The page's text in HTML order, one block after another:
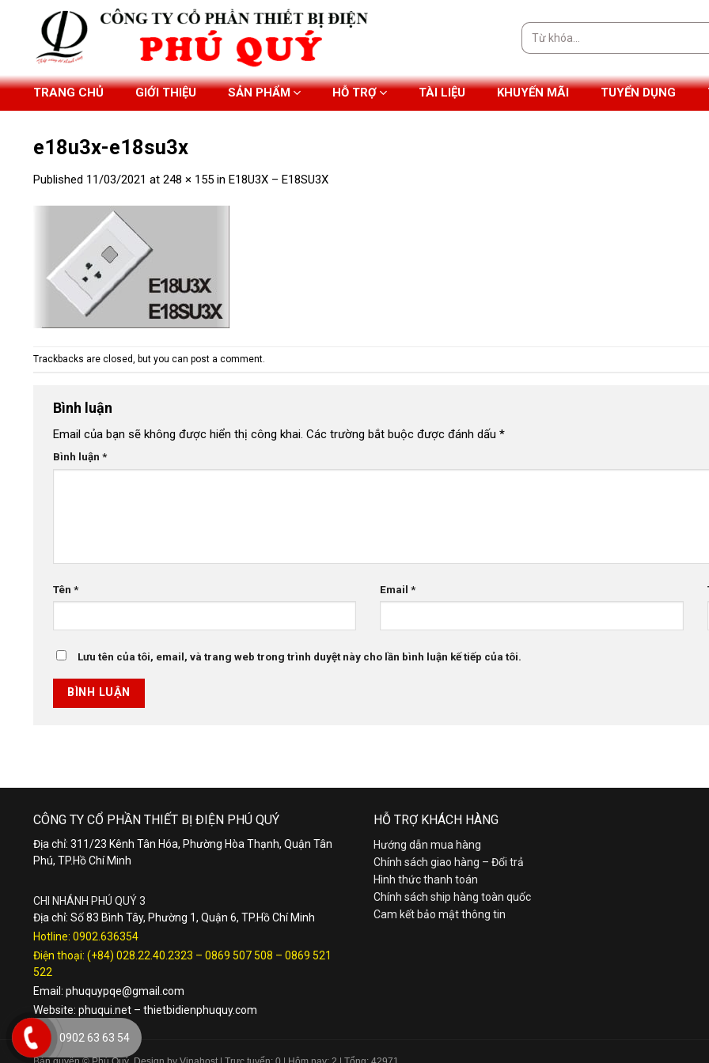
Tìm
kiếm:
TRANG CHỦ GIỚI THIỆU SẢN PHẨM HỖ TRỢ TÀI LIỆU KHUYẾN MÃI TUYỂN DỤNG
e18u3x-e18su3x
Published 11/03/2021 at 248 × 155 in E18U3X – E18SU3X
Trackbacks are closed, but you can post a comment
Bình luận
Email của bạn sẽ không được hiển thị công khai. Các trường bắt buộc được đánh dấu *
Bình luận *
Tên * Email*
Lưu tên của tôi, email, và trang web trong trình duyệt này cho lần bình luận kế tiếp của tôi.
CÔNG TY CỔ PHẦN THIẾT BỊ ĐIỆN PHÚ QUÝ
Địa chỉ: 311/23 Kênh Tân Hóa, Phường Hòa Thạnh, Quận Tân
Phú, TP.Hồ Chí Minh
CHI NHÁNH PHÚ QUÝ 3
Địa chỉ: Số 83 Bình Tây, Phường 1, Quận 6, TP.Hồ Chí Minh
Hotline: 0902.636354
Điện thoại: (+84) 028.22.40.2323 – 0869 507 508 – 0869 521
522
Email: phuquypqe@gmail.com
Website: phuqui.net – thietbidienphuquy.com
HỖ TRỢ KHÁCH HÀNG
Hướng dẫn mua hàng
Chính sách giao hàng – Đổi trả
Hình thức thanh toán
Chính sách ship hàng toàn quốc
Cam kết bảo mật thông tin
0902 63 63 54